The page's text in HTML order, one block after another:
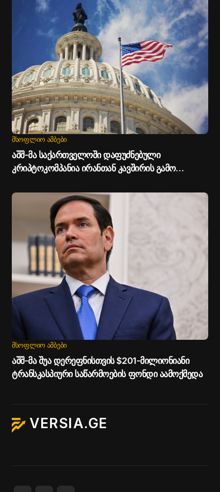
ᲛᲡᲝᲤᲚᲘᲝ ᲐᲛᲑᲔᲑᲘ
აშშ-მა საქართველოში დაფუძნებული
კრიპტოკომპანია ირანთან კავშირის გამო
ᲛᲡᲝᲤᲚᲘᲝ ᲐᲛᲑᲔᲑᲘ
აშშ-მა შუა დერეფნისთვის $201-მილიონიანი
ტრანსკასპიური საწარმოების ფონდი აამოქმედა
VERSIA.GE